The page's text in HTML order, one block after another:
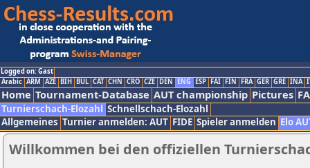
Logged on: Gast
Arabic ARM AZE BIH BUL CAT CHN CRO CZE DEN ENG ESP FAI FIN FRA GER GRE INA
Home Tournament-Database AUT championship Pictures
Turnierschach-Elozahl Schnellschach-Elozahl
Allgemeines Turnier anmelden: AUT FIDE Spieler anmelden Elo
Willkommen bei den offiziellen